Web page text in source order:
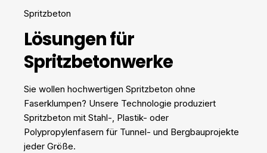
Spritzbeton
Lösungen für
Spritzbetonwerke
Sie wollen hochwertigen Spritzbeton ohne
Faserklumpen? Unsere Technologie produziert
Spritzbeton mit Stahl-, Plastik- oder
Polypropylenfasern für Tunnel- und Bergbauprojekte
jeder Größe.